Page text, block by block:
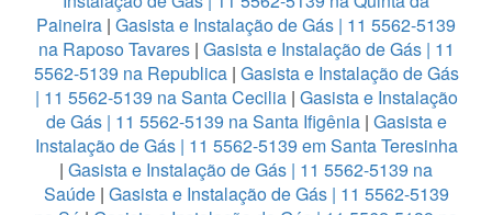
Paineira | Gasista e Instalação de Gás | 11 5562-5139
na Raposo Tavares| Gasista e Instalação de Gás | 11
5562-5139 na Republica| Gasista e Instalação de Gás
| 11 5562-5139 na Santa Cecilia| Gasista e Instalação
de Gás | 11 5562-5139 na Santa Ifigênia | Gasista e
Instalação de Gás | 11 5562-5139 em Santa Teresinha
| Gasista e Instalação de Gás | 11 5562-5139 na
Saúde| Gasista e Instalação de Gás | 11 5562-5139